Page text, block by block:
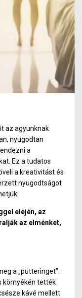
az agyunknak
nyugodtan
a
Ez a tudatos
a kreativitást és
nyugodtságot
elején, az
az elménket,
a „putteringet”.
környékén tették
kávé mellett